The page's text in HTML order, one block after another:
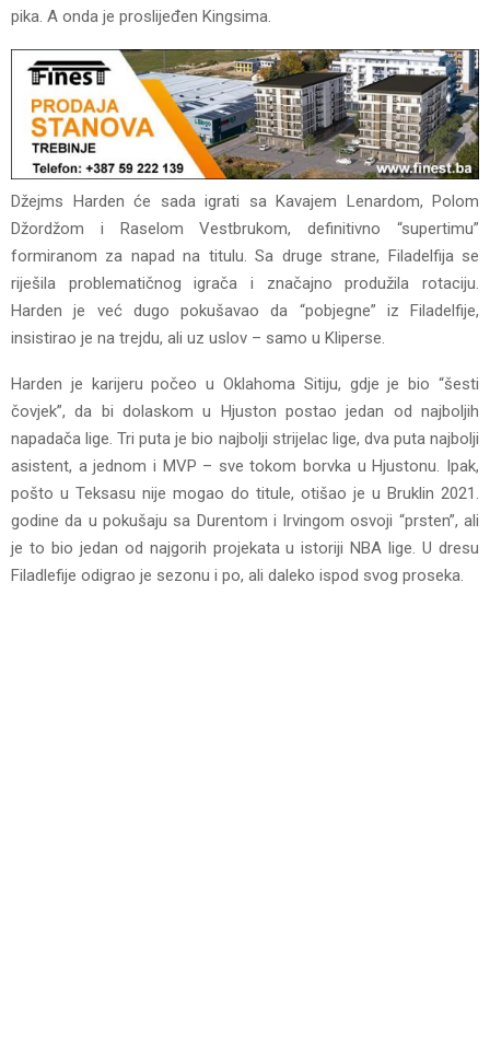
pika. A onda je proslijeđen Kingsima.
Džejms Harden će sada igrati sa Kavajem Lenardom, Polom
Džordžom i Raselom Vestbrukom, definitivno “supertimu”
formiranom za napad na titulu. Sa druge strane, Filadelfija se
riješila problematičnog igrača i značajno produžila rotaciju.
Harden je već dugo pokušavao da “pobjegne” iz Filadelfije,
insistirao je na trejdu, ali uz uslov – samo u Kliperse.
Harden je karijeru počeo u Oklahoma Sitiju, gdje je bio “šesti
čovjek”, da bi dolaskom u Hjuston postao jedan od najboljih
napadača lige. Tri puta je bio najbolji strijelac lige, dva puta najbolji
asistent, a jednom i MVP – sve tokom borvka u Hjustonu. Ipak,
pošto u Teksasu nije mogao do titule, otišao je u Bruklin 2021.
godine da u pokušaju sa Durentom i Irvingom osvoji “prsten”, ali
je to bio jedan od najgorih projekata u istoriji NBA lige. U dresu
Filadlefije odigrao je sezonu i po, ali daleko ispod svog proseka.